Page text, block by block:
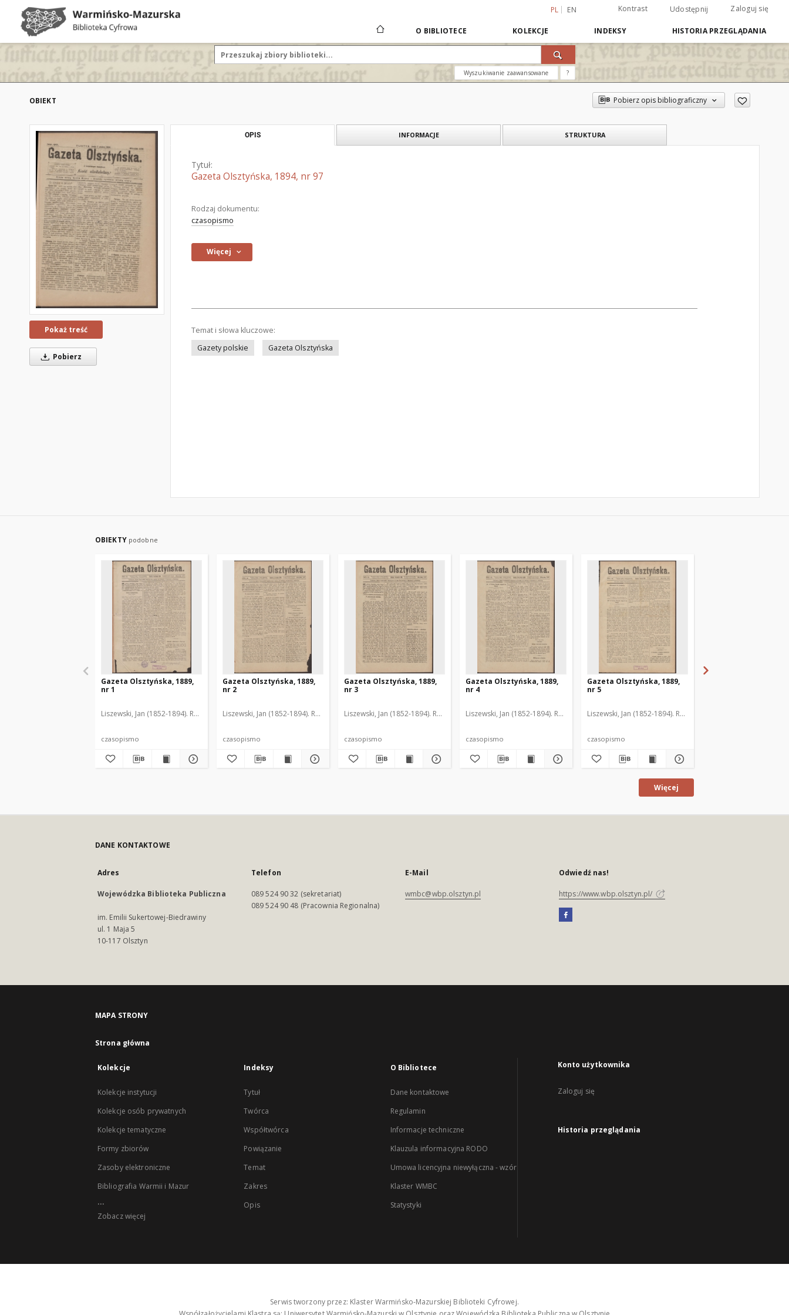
PL EN Kontrast Udostępnij Zaloguj się
O BIBLIOTECE KOLEKCJE INDEKSY HISTORIA PRZEGLĄDANIA
Wyszukiwanie zaawansowane ?
OBIEKT Pobierz opis bibliograficzny
Pokaż treść
Pobierz
OPIS INFORMACJE STRUKTURA
Tytuł:
Gazeta Olsztyńska, 1894, nr 97
Rodzaj dokumentu:
czasopismo
Więcej
Temat i słowa kluczowe:
Gazety polskie
Gazeta Olsztyńska
OBIEKTY podobne
Gazeta Olsztyńska, 1889,
nr 1
Liszewski, Jan (1852-1894). Red.
czasopismo
Gazeta Olsztyńska, 1889,
nr 2
Liszewski, Jan (1852-1894). Red.
czasopismo
Gazeta Olsztyńska, 1889,
nr 3
Liszewski, Jan (1852-1894). Red.
czasopismo
Gazeta Olsztyńska, 1889,
nr 4
Liszewski, Jan (1852-1894). Red.
czasopismo
Gazeta Olsztyńska, 1889,
nr 5
Liszewski, Jan (1852-1894). Red.
czasopismo
Więcej
DANE KONTAKTOWE
Adres
Wojewódzka Biblioteka Publiczna
im. Emilii Sukertowej-Biedrawiny
ul. 1 Maja 5
10-117 Olsztyn
Telefon
089 524 90 32 (sekretariat)
089 524 90 48 (Pracownia Regionalna)
E-Mail
wmbc@wbp.olsztyn.pl
Odwiedź nas!
https://www.wbp.olsztyn.pl/
MAPA STRONY
Strona główna
Kolekcje
Kolekcje instytucji
Kolekcje osób prywatnych
Kolekcje tematyczne
Formy zbiorów
Zasoby elektroniczne
Bibliografia Warmii i Mazur
...
Zobacz więcej
Indeksy
Tytuł
Twórca
Współtwórca
Powiązanie
Temat
Zakres
Opis
O Bibliotece
Dane kontaktowe
Regulamin
Informacje techniczne
Klauzula informacyjna RODO
Umowa licencyjna niewyłączna - wzór
Klaster WMBC
Statystyki
Konto użytkownika
Zaloguj się
Historia przeglądania
Serwis tworzony przez: Klaster Warmińsko-Mazurskiej Biblioteki Cyfrowej.